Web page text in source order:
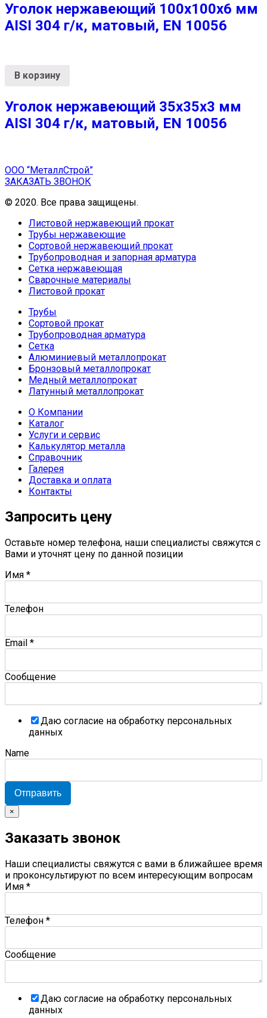
Уголок нержавеющий 100х100х6 мм
AISI 304 г/к, матовый, EN 10056
В корзину
Уголок нержавеющий 35х35х3 мм
AISI 304 г/к, матовый, EN 10056
ООО “МеталлСтрой”
ЗАКАЗАТЬ ЗВОНОК
© 2020. Все права защищены.
Листовой нержавеющий прокат
Трубы нержавеющие
Сортовой нержавеющий прокат
Трубопроводная и запорная арматура
Сетка нержавеющая
Сварочные материалы
Листовой прокат
Трубы
Сортовой прокат
Трубопроводная арматура
Сетка
Алюминиевый металлопрокат
Бронзовый металлопрокат
Медный металлопрокат
Латунный металлопрокат
О Компании
Каталог
Услуги и сервис
Калькулятор металла
Справочник
Галерея
Доставка и оплата
Контакты
Запросить цену
Оставьте номер телефона, наши специалисты свяжутся с
Вами и уточнят цену по данной позиции
Имя *
Телефон
Email *
Сообщение
Даю согласие на обработку персональных
данных
Name
Отправить
×
Заказать звонок
Наши специалисты свяжутся с вами в ближайшее время
и проконсультируют по всем интересующим вопросам
Имя *
Телефон *
Сообщение
Даю согласие на обработку персональных
данных